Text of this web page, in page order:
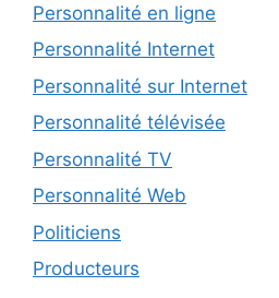
Personnalité en ligne
Personnalité Internet
Personnalité sur Internet
Personnalité télévisée
Personnalité TV
Personnalité Web
Politiciens
Producteurs